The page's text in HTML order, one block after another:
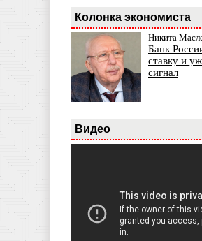
Колонка экономиста
Никита
Банк
ставку и
сигнал
Видео